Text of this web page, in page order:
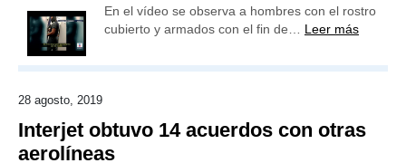
En el vídeo se observa a hombres con el rostro
cubierto y armados con el fin de… Leer más
28 agosto, 2019
Interjet obtuvo 14 acuerdos con otras
aerolíneas